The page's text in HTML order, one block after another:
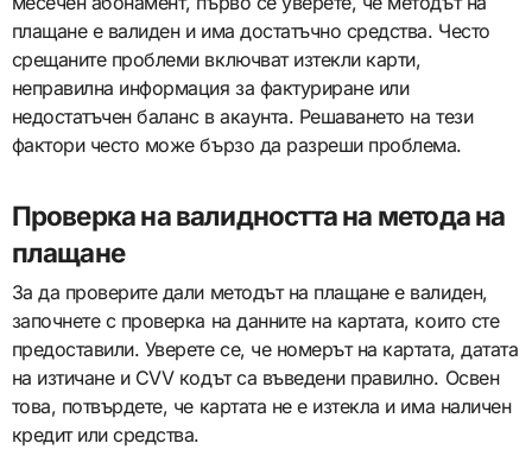
плащане е валиден и има достатъчно средства. Често
срещаните проблеми включват изтекли карти,
неправилна информация за фактуриране или
недостатъчен баланс в акаунта. Решаването на тези
фактори често може бързо да разреши проблема.
Проверка на валидността на метода на
плащане
За да проверите дали методът на плащане е валиден,
започнете с проверка на данните на картата, които сте
предоставили. Уверете се, че номерът на картата, датата
на изтичане и CVV кодът са въведени правилно. Освен
това, потвърдете, че картата не е изтекла и има наличен
кредит или средства.